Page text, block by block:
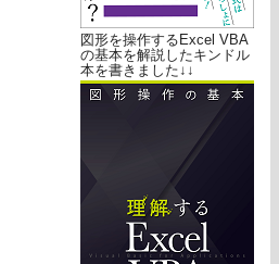
図形を操作するExcel VBA
の基本を解説したキンドル
本を書きました↓↓